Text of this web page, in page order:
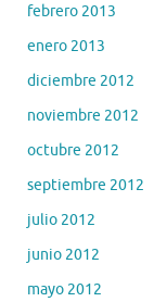
febrero 2013
enero 2013
diciembre 2012
noviembre 2012
octubre 2012
septiembre 2012
julio 2012
junio 2012
mayo 2012